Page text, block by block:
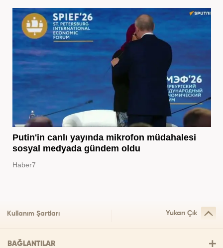
Putin'in canlı yayında mikrofon müdahalesi
sosyal medyada gündem oldu
Haber7
Kullanım Şartları Yukarı Çık
BAĞLANTILAR